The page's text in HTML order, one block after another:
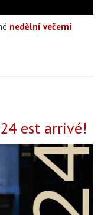
nedělní večerní
est arrivé!